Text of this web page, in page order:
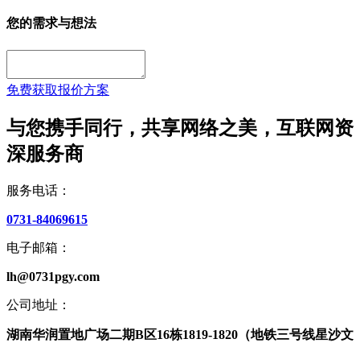
您的需求与想法
免费获取报价方案
与您携手同行，共享网络之美，互联网资
深服务商
服务电话：
0731-84069615
电子邮箱：
lh@0731pgy.com
公司地址：
湖南华润置地广场二期B区16栋1819-1820（地铁三号线星沙文